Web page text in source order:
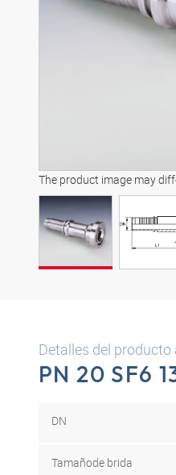
The product image may
Detalles del producto
PN 20 SF6
DN
Tamañode brida